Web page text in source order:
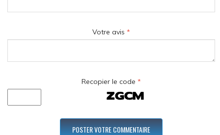
Votre avis *
Recopier le code *